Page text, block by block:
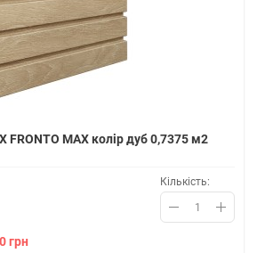
FRONTO MAX колір дуб 0,7375 м2
Кількість:
грн